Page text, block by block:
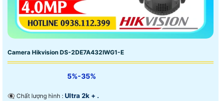
Camera Hikvision DS-2DE7A432IWG1-E
5%-35%
👁️‍🗨 Chất lượng hình : Ultra 2k + .